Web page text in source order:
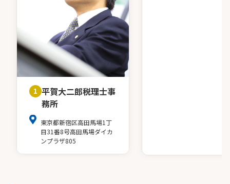
1 平賀大二郎税理士事
務所
東京都新宿区高田馬場1丁
目31番8号高田馬場ダイカ
ンプラザ805